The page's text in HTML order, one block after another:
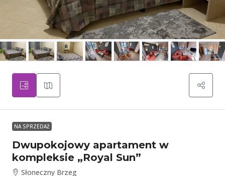
NA SPRZEDAŻ
Dwupokojowy apartament w
kompleksie „Royal Sun”
Słoneczny Brzeg